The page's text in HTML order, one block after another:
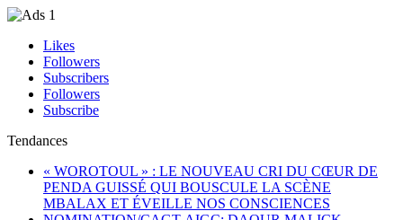
Likes
Followers
Subscribers
Followers
Subscribe
Tendances
« WOROTOUL » : LE NOUVEAU CRI DU CŒUR DE
PENDA GUISSÉ QUI BOUSCULE LA SCÈNE
MBALAX ET ÉVEILLE NOS CONSCIENCES